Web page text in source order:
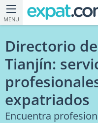
MENU
Directorio
Tianjín:
expatriados
Encuentra